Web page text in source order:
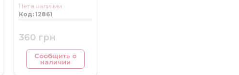
Нет в наличии
Код: 12861
360 грн
Сообщить о
наличии